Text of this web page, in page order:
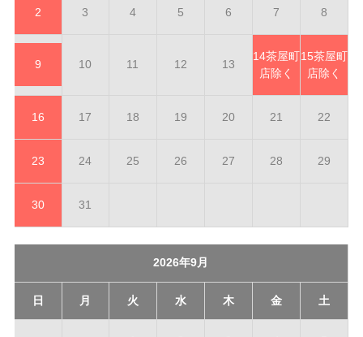
2 3 4 5 6 7 8
9 10 11 12 13
14茶屋町
店除く
15茶屋町
店除く
16 17 18 19 20 21 22
23 24 25 26 27 28 29
30 31
2026年9月
日 月 火 水 木 金 土